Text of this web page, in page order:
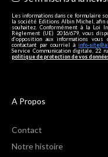
Les informations dans ce formulaire
la société Editions Albin Michel,
souhaitez. Conformément à la Loi
Règlement (UE) 2016/679, vous
d’opposition aux informations
contactant par courriel à info-
Service Communication digitale, 22
politique de protection de vos
A Propos
Contact
Notre histoire